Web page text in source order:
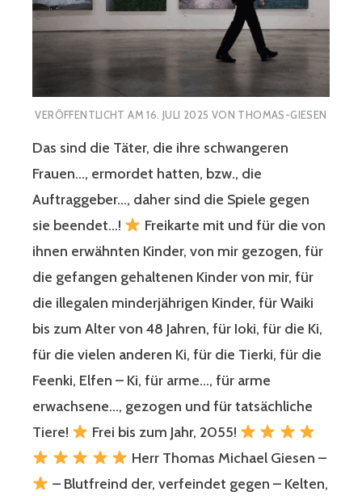
VERÖFFENTLICHT AM16. JULI 2025 VON THOMAS-GIESEN
Das sind die Täter, die ihre schwangeren
Frauen…, ermordet hatten, bzw., die
Auftraggeber…, daher sind die Spiele gegen
sie beendet…!
Freikarte mit und für die von
ihnen erwähnten Kinder, von mir gezogen, für
die gefangen gehaltenen Kinder von mir, für
die illegalen minderjährigen Kinder, für Waiki
bis zum Alter von 48 Jahren, für Ioki, für die Ki,
für die vielen anderen Ki, für die Tierki, für die
Feenki, Elfen – Ki, für arme…, für arme
erwachsene…, gezogen und für tatsächliche
Tiere!
Frei bis zum Jahr, 2055!
Herr Thomas Michael Giesen –
– Blutfreind der, verfeindet gegen – Kelten,